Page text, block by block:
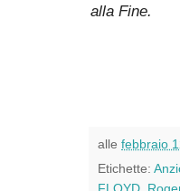
alla Fine.
alle febbraio
Etichette: